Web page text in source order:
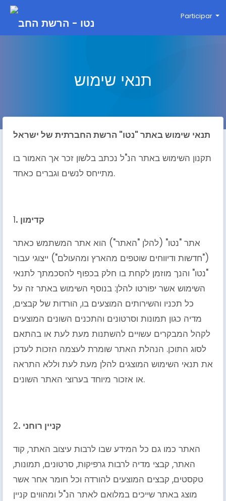
Participar
תנאי שימוש
תנאי שימוש באתר "נטו" הרשת החברתית של ישראל
תקנון השימוש באתר הנ"ל נכתב בלשון זכר אך האמור בו
מתייחס לנשים וגברים כאחד.
1 . קדימון
אתר "נטו" (להלן "האתר") הוא אתר המשתמש כאתר
("חדשות ודיווחים שוטפים מהארץ ומהעולם") ייצוגי עבור
"נטו" והנך מוזמן לקחת בו חלק בכפוף להסכמתך לתנאי
השימוש אשר יפורטו להלן: בנוסף השימוש באתר זה על
כל תכניו והשירותים המוצעים בו, הורדות של קבצים,
מדיה כגון תמונות וסרטונים והתכנים השונים המוצעים
לקהל המבקרים עשויים להשתנות מעת לעת או בהתאם
לסוג התוכן. הנהלת האתר שומרת לעצמה הזכות לעדכן
את תנאי השימוש המוצגים להלן מעת לעת וללא התראה
או אזכור מיוחד בערוצי האתר השונים.
2 . קניין רוחני
האתר כמו גם כל המידע שבו לרבות עיצוב האתר, קוד
האתר, קבצי מדיה לרבות גרפיקות, סרטונים, תמונות,
טקסטים, קבצים המוצעים להורדה וכל חומר אחר אשר
מוצג באתר שייכים במלואם לאתר הנ"ל ומהווים קניין